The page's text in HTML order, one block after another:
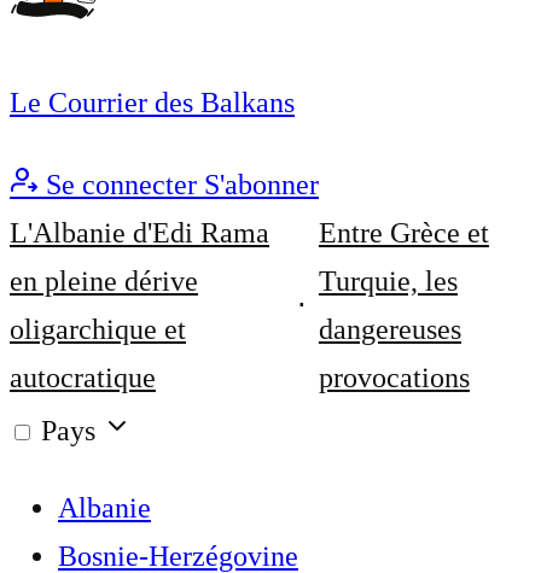
Le Courrier des Balkans
Se connecter S'abonner
L'Albanie d'Edi Rama
en pleine dérive
oligarchique et
autocratique
Entre Grèce et
Turquie, les
dangereuses
provocations
Pays
Albanie
Bosnie-Herzégovine